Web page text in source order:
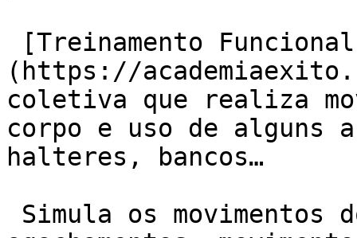
(https://
coletiva que realiza
corpo e uso de alguns
halteres, bancos…